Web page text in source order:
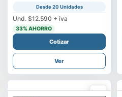
Desde 20 Unidades
Und. $12.590 + iva
33% AHORRO
Cotizar
Ver